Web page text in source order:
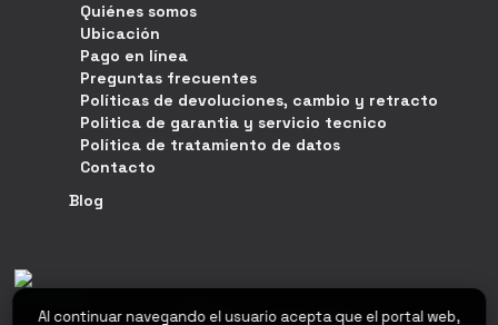
Quiénes somos
Ubicación
Pago en línea
Preguntas frecuentes
Políticas de devoluciones, cambio y retracto
Politica de garantia y servicio tecnico
Política de tratamiento de datos
Contacto
Blog
Al continuar navegando el usuario acepta que el portal web,